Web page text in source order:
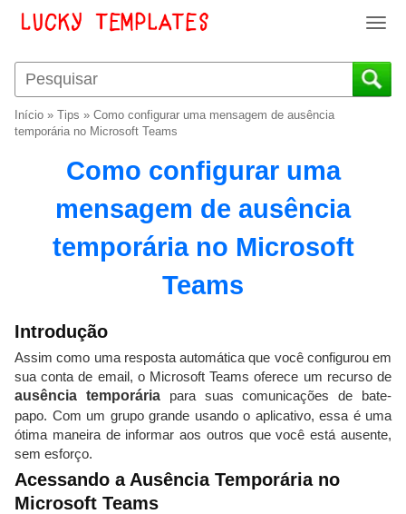
T
g
g
Início » Tips » Como configurar uma mensagem de ausência
temporária no Microsoft Teams
Como configurar uma
mensagem de ausência
temporária no Microsoft
Teams
Introdução
Assim como uma resposta automática que você configurou em
sua conta de email, o Microsoft Teams oferece um recurso de
ausência temporáriapara suas comunicações de bate-
papo. Com um grupo grande usando o aplicativo, essa é uma
ótima maneira de informar aos outros que você está ausente,
sem esforço.
Acessando a Ausência Temporária no
Microsoft Teams